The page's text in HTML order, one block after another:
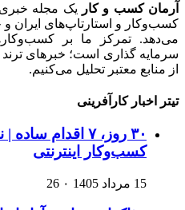
آرمان کسب و کار
یک مجله خبری
کسب‌وکار و استارتاپ‌های ایران
می‌دهد. تمرکز ما بر
سرمایه گذاری است؛ خبرهای ترند
از منابع معتبر تحلیل می‌کنیم.
تیتر اخبار کارآفرینی
۳۰ روز، ۷
کسب‌وکار اینترنتی
15 مرداد 1405 ۰ 26